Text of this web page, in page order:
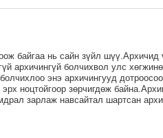
байгаа нь сайн зүйл
архичингүй болчихвол улс
энэ архичингууд дотроосоо
ноцтойгоор зөрчигдөж
зарлаж навсайтал шартсан